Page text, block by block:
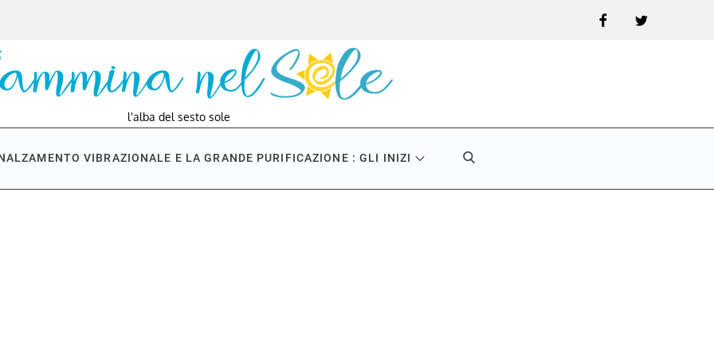
FacebookTwitter
l'alba del sesto sole
VIBRAZIONALE E LA GRANDE PURIFICAZIONE : GLI INIZI